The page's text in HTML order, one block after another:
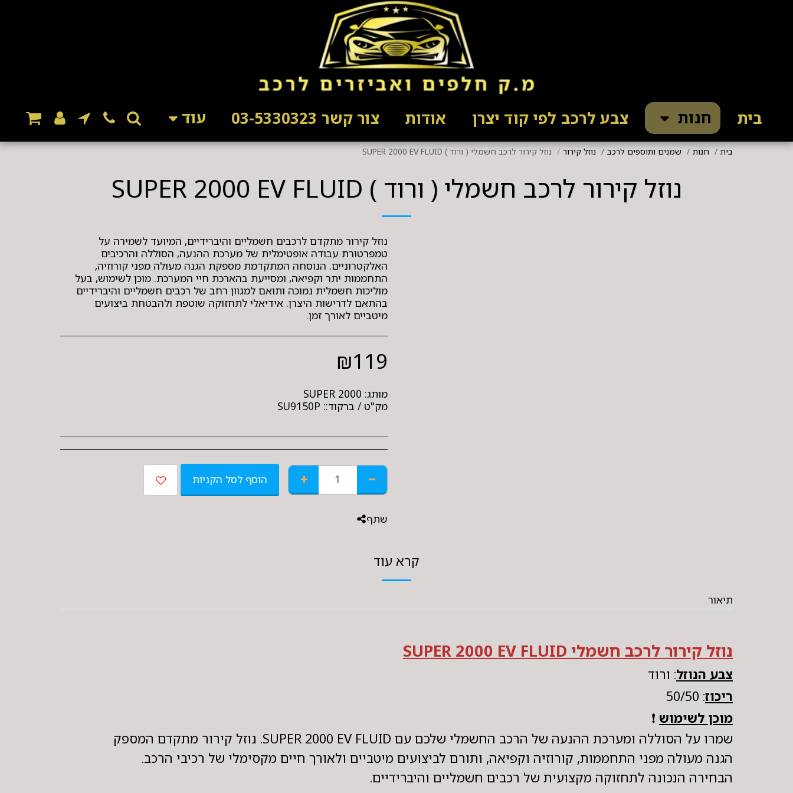
בית חנות צבע לרכב לפי קוד יצרן אודות צור קשר 03-5330323 עוד
בית חנות שמנים ותוספים לרכב נוזל קירור נוזל קירור לרכב חשמלי ( ורוד ) SUPER 2000 EV FLUID
נוזל קירור לרכב חשמלי ( ורוד ) SUPER 2000 EV FLUID
נוזל קירור מתקדם לרכבים חשמליים והיברידיים, המיועד לשמירה על
טמפרטורת עבודה אופטימלית של מערכת ההנעה, הסוללה והרכיבים
האלקטרוניים. הנוסחה המתקדמת מספקת הגנה מעולה מפני קורוזיה,
התחממות יתר וקפיאה, ומסייעת בהארכת חיי המערכת. מוכן לשימוש, בעל
מוליכות חשמלית נמוכה ותואם למגוון רחב של רכבים חשמליים והיברידיים
בהתאם לדרישות היצרן. אידיאלי לתחזוקה שוטפת ולהבטחת ביצועים
מיטביים לאורך זמן.
₪119
מותג: SUPER 2000
מק"ט / ברקוד:: SU9150P
הוסף לסל הקניות
שתף
קרא עוד
תיאור
נוזל קירור לרכב חשמלי SUPER 2000 EV FLUID
צבע הנוזל: ורוד
ריכוז: 50/50
מוכן לשימוש ❗
שמרו על הסוללה ומערכת ההנעה של הרכב החשמלי שלכם עם SUPER 2000 EV FLUID. נוזל קירור מתקדם המספק
הגנה מעולה מפני התחממות, קורוזיה וקפיאה, ותורם לביצועים מיטביים ולאורך חיים מקסימלי של רכיבי הרכב.
הבחירה הנכונה לתחזוקה מקצועית של רכבים חשמליים והיברידיים.